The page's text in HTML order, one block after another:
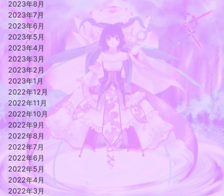
2023年8月
2023年7月
2023年6月
2023年5月
2023年4月
2023年3月
2023年2月
2023年1月
2022年12月
2022年11月
2022年10月
2022年9月
2022年8月
2022年7月
2022年6月
2022年5月
2022年4月
2022年3月